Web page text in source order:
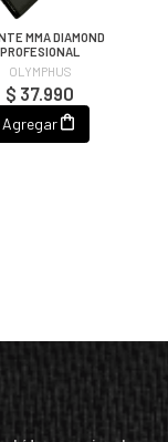
MMA DIAMOND
PROFESIONAL
OLYMPHUS
$ 37.990
Agregar